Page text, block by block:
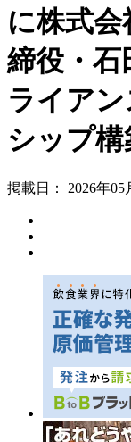
に株式会
締役・
ライア
シップ
掲載日： 2026年